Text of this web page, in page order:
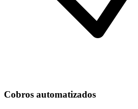
Cobros automatizados